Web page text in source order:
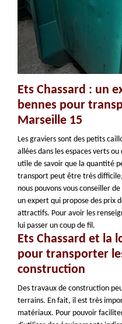
Ets Chassard : un
bennes pour
Marseille 15
Les graviers sont des petits
allées dans les espaces verts
utile de savoir que la quantité
transport peut être très
nous pouvons vous conseiller
un expert qui propose des prix
attractifs. Pour avoir les
lui passer un coup de fil.
Ets Chassard et la
pour transporter
construction
Des travaux de construction
terrains. En fait, il est très
matériaux. Pour pouvoir